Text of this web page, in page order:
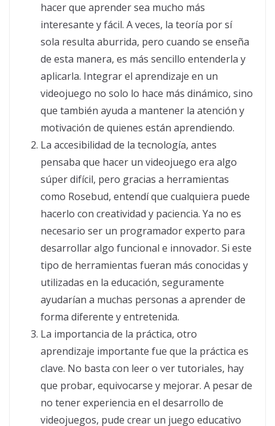
hacer que aprender sea mucho más
interesante y fácil. A veces, la teoría por sí
sola resulta aburrida, pero cuando se enseña
de esta manera, es más sencillo entenderla y
aplicarla. Integrar el aprendizaje en un
videojuego no solo lo hace más dinámico, sino
que también ayuda a mantener la atención y
motivación de quienes están aprendiendo.
La accesibilidad de la tecnología, antes
pensaba que hacer un videojuego era algo
súper difícil, pero gracias a herramientas
como Rosebud, entendí que cualquiera puede
hacerlo con creatividad y paciencia. Ya no es
necesario ser un programador experto para
desarrollar algo funcional e innovador. Si este
tipo de herramientas fueran más conocidas y
utilizadas en la educación, seguramente
ayudarían a muchas personas a aprender de
forma diferente y entretenida.
La importancia de la práctica, otro
aprendizaje importante fue que la práctica es
clave. No basta con leer o ver tutoriales, hay
que probar, equivocarse y mejorar. A pesar de
no tener experiencia en el desarrollo de
videojuegos, pude crear un juego educativo